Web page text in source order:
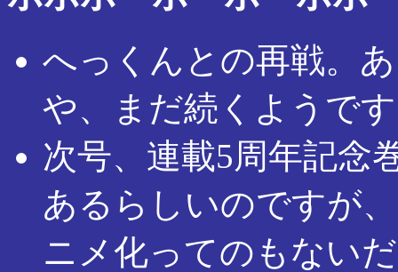
へっくんとの再戦。
や、まだ続くようで
次号、連載5周年記念
あるらしいのですが
ニメ化ってのもない